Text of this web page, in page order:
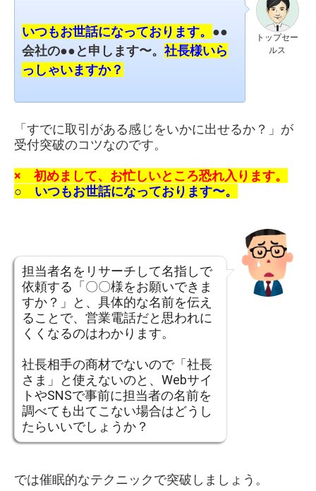
トップセー
ルス
いつもお世話になっております。 ●●
会社の●●と申します〜。 社長様いら
っしゃいますか？
「すでに取引がある感じをいかに出せるか？」が
受付突破のコツなのです。
× 初めまして、お忙しいところ恐れ入ります。
○ いつもお世話になっております〜。
担当者名をリサーチして名指しで
依頼する「〇〇様をお願いできま
すか？」と、具体的な名前を伝え
ることで、営業電話だと思われに
くくなるのはわかります。
社長相手の商材でないので「社長
さま」と使えないのと、Webサイ
トやSNSで事前に担当者の名前を
調べても出てこない場合はどうし
たらいいでしょうか？
では催眠的なテクニックで突破しましょう。